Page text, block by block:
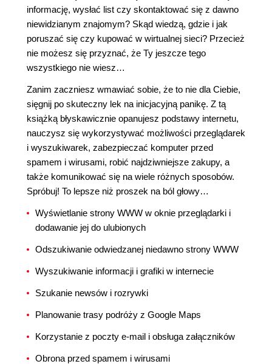
informację, wysłać list czy skontaktować się z dawno
niewidzianym znajomym? Skąd wiedzą, gdzie i jak
poruszać się czy kupować w wirtualnej sieci? Przecież
nie możesz się przyznać, że Ty jeszcze tego
wszystkiego nie wiesz…
Zanim zaczniesz wmawiać sobie, że to nie dla Ciebie,
sięgnij po skuteczny lek na inicjacyjną panikę. Z tą
książką błyskawicznie opanujesz podstawy internetu,
nauczysz się wykorzystywać możliwości przeglądarek
i wyszukiwarek, zabezpieczać komputer przed
spamem i wirusami, robić najdziwniejsze zakupy, a
także komunikować się na wiele różnych sposobów.
Spróbuj! To lepsze niż proszek na ból głowy…
Wyświetlanie strony WWW w oknie przeglądarki i
dodawanie jej do ulubionych
Odszukiwanie odwiedzanej niedawno strony WWW
Wyszukiwanie informacji i grafiki w internecie
Szukanie newsów i rozrywki
Planowanie trasy podróży z Google Maps
Korzystanie z poczty e-mail i obsługa załączników
Obrona przed spamem i wirusami